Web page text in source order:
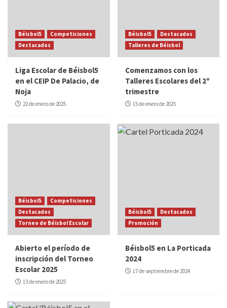
Béisbol5
Competiciones
Destacados
Liga Escolar de Béisbol5
en el CEIP De Palacio, de
Noja
22 de enero de 2025
Béisbol5
Destacados
Talleres de Béisbol
Comenzamos con los
Talleres Escolares del 2º
trimestre
15 de enero de 2025
Béisbol5
Competiciones
Destacados
Torneo de Béisbol Escolar
Abierto el período de
inscripción del Torneo
Escolar 2025
13 de enero de 2025
Béisbol5
Destacados
Promoción
Béisbol5 en La Porticada
2024
17 de septiembre de 2024